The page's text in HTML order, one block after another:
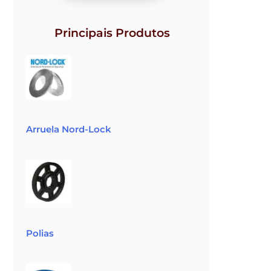
Principais Produtos
Arruela Nord-Lock
Polias